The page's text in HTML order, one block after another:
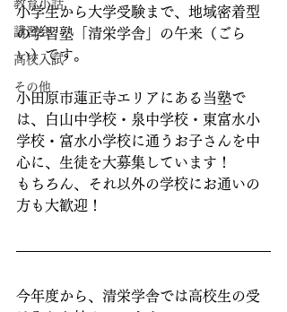
教育小話
講習会
高校入試
その他
小学生から大学受験まで、地域密着型
の学習塾「清栄学舎」の午来（ごら
い）です。
小田原市蓮正寺エリアにある当塾で
は、白山中学校・泉中学校・東富水小
学校・富水小学校に通うお子さんを中
心に、生徒を大募集しています！
もちろん、それ以外の学校にお通いの
方も大歓迎！
今年度から、清栄学舎では高校生の受